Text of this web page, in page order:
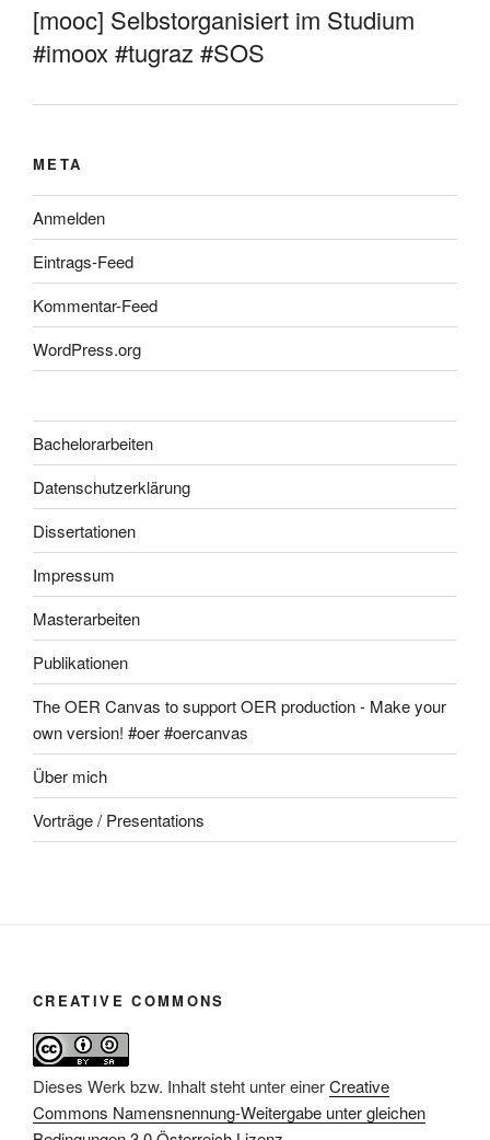
[mooc] Selbstorganisiert im Studium
#imoox #tugraz #SOS
META
Anmelden
Eintrags-Feed
Kommentar-Feed
WordPress.org
Bachelorarbeiten
Datenschutzerklärung
Dissertationen
Impressum
Masterarbeiten
Publikationen
The OER Canvas to support OER production - Make your
own version! #oer #oercanvas
Über mich
Vorträge / Presentations
CREATIVE COMMONS
Dieses Werk bzw. Inhalt steht unter einerCreative
Commons Namensnennung-Weitergabe unter gleichen